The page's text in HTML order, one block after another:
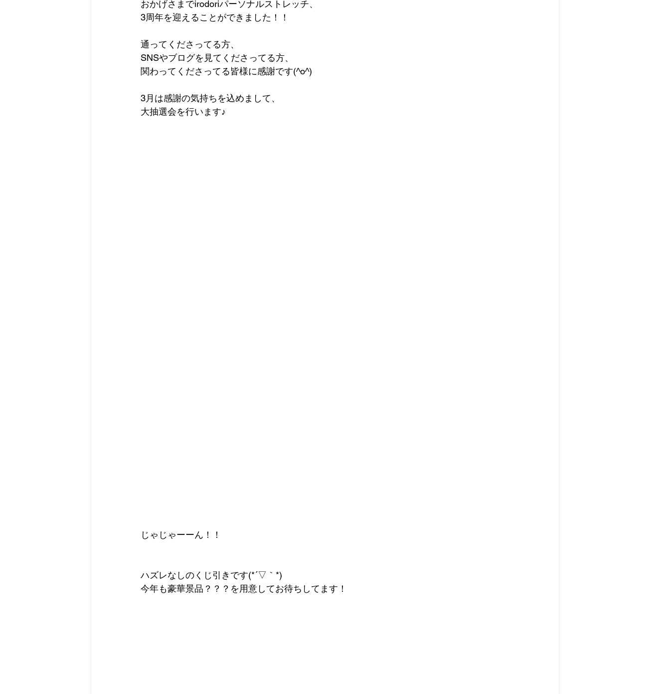
おかげさまでirodoriパーソナルストレッチ、
3周年を迎えることができました！！
通ってくださってる方、
SNSやブログを見てくださってる方、
関わってくださってる皆様に感謝です(^o^)
3月は感謝の気持ちを込めまして、
大抽選会を行います♪
じゃじゃーーん！！
ハズレなしのくじ引きです(*´▽｀*)
今年も豪華景品？？？を用意してお待ちしてます！